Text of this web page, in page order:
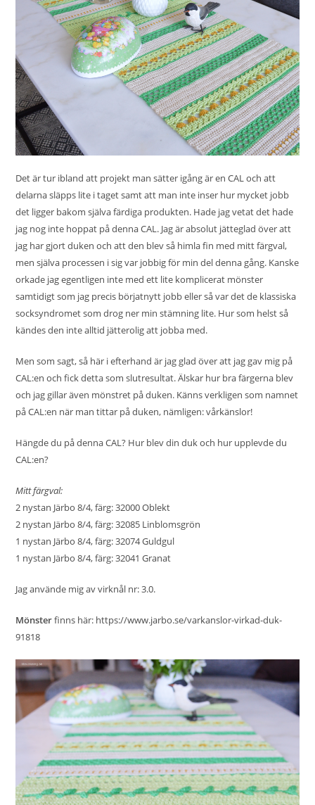
Det är tur ibland att projekt man sätter igång är en CAL och att
delarna släpps lite i taget samt att man inte inser hur mycket jobb
det ligger bakom själva färdiga produkten. Hade jag vetat det hade
jag nog inte hoppat på denna CAL. Jag är absolut jätteglad över att
jag har gjort duken och att den blev så himla fin med mitt färgval,
men själva processen i sig var jobbig för min del denna gång. Kanske
orkade jag egentligen inte med ett lite komplicerat mönster
samtidigt som jag precis börjatnytt jobb eller så var det de klassiska
socksyndromet som drog ner min stämning lite. Hur som helst så
kändes den inte alltid jätterolig att jobba med.
Men som sagt, så här i efterhand är jag glad över att jag gav mig på
CAL:en och fick detta som slutresultat. Älskar hur bra färgerna blev
och jag gillar även mönstret på duken. Känns verkligen som namnet
på CAL:en när man tittar på duken, nämligen: vårkänslor!
Hängde du på denna CAL? Hur blev din duk och hur upplevde du
CAL:en?
Mitt färgval:
2 nystan Järbo 8/4, färg: 32000 Oblekt
2 nystan Järbo 8/4, färg: 32085 Linblomsgrön
1 nystan Järbo 8/4, färg: 32074 Guldgul
1 nystan Järbo 8/4, färg: 32041 Granat
Jag använde mig av virknål nr: 3.0.
Mönsterfinns här: https://www.jarbo.se/varkanslor-virkad-duk-
91818